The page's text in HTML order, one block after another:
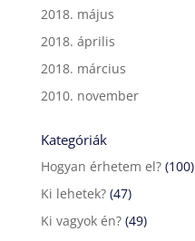
2018. május
2018. április
2018. március
2010. november
Kategóriák
Hogyan érhetem el?(100)
Ki lehetek?(47)
Ki vagyok én?(49)